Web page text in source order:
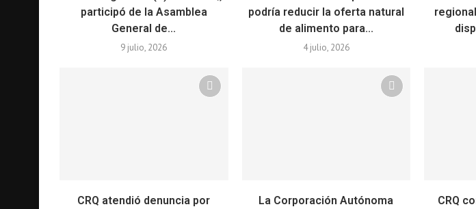
participó de la Asamblea
General de...
9 julio, 2026
podría reducir la oferta natural
de alimento para...
4 julio, 2026
CRQ atendió denuncia por
La Corporación Autónoma
CRQ